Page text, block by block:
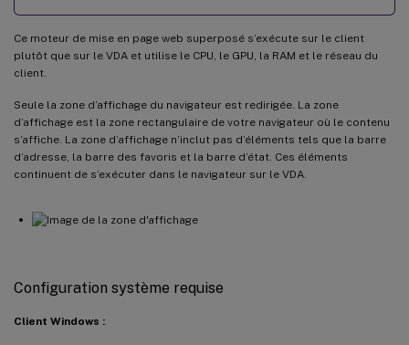
Ce moteur de mise en page web superposé s’exécute sur le client
plutôt que sur le VDA et utilise le CPU, le GPU, la RAM et le réseau du
client.
Seule la zone d’affichage du navigateur est redirigée. La zone
d’affichage est la zone rectangulaire de votre navigateur où le contenu
s’affiche. La zone d’affichage n’inclut pas d’éléments tels que la barre
d’adresse, la barre des favoris et la barre d’état. Ces éléments
continuent de s’exécuter dans le navigateur sur le VDA.
Configuration système requise
Client Windows :